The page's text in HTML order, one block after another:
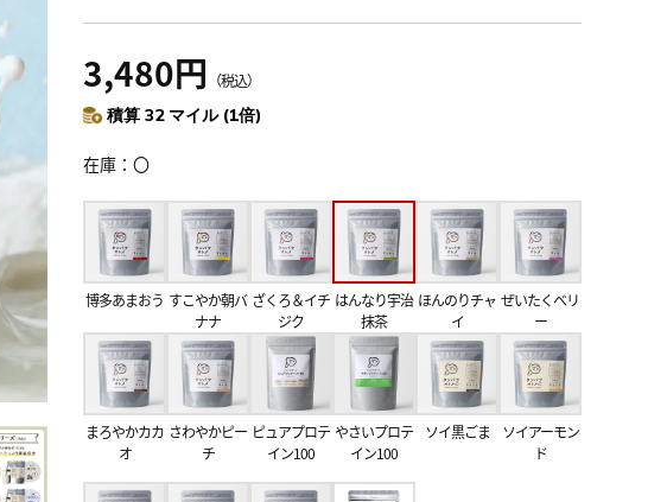
3,480円 （税込）
積算 32 マイル (1倍)
在庫 〇
博多あまおう すこやか朝バ
ナナ
ざくろ＆イチ
ジク
はんなり宇治
抹茶
ほんのりチャ
イ
ぜいたくベリ
ー
まろやかカカ
オ
さわやかピー
チ
ピュアプロテ
イン100
やさいプロテ
イン100
ソイ黒ごま
ソイアーモン
ド